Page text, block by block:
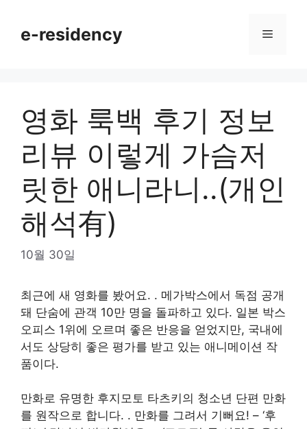
contente-residency Menu
영화 룩백 후기 정보
리뷰 이렇게 가슴저
릿한 애니라니..(개인
해석有)
10월 30일
최근에 새 영화를 봤어요. . 메가박스에서 독점 공개
돼 단숨에 관객 10만 명을 돌파하고 있다. 일본 박스
오피스 1위에 오르며 좋은 반응을 얻었지만, 국내에
서도 상당히 좋은 평가를 받고 있는 애니메이션 작
품이다.
만화로 유명한 후지모토 타츠키의 청소년 단편 만화
를 원작으로 합니다. . 만화를 그려서 기뻐요! – ‘후